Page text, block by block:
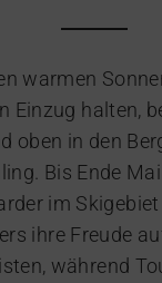
warmen
Einzug halten,
oben in den
Bis Ende
im
ihre Freude
während